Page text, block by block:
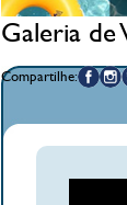
Galeria de
Compartilhe: